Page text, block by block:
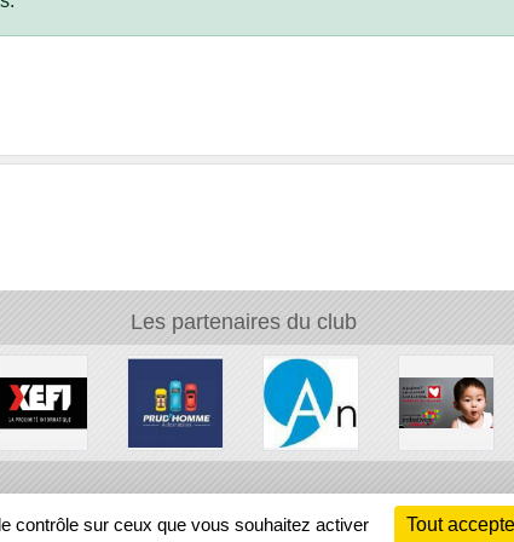
Les partenaires du club
contrôle sur ceux que vous souhaitez activer Tout